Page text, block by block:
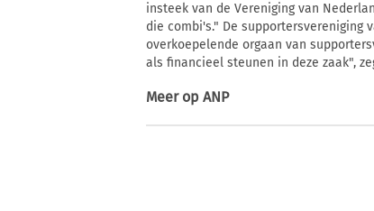
insteek van de Vereniging van
die combi's." De supportersvereniging
overkoepelende orgaan van
als financieel steunen in deze zaak",
Meer op ANP